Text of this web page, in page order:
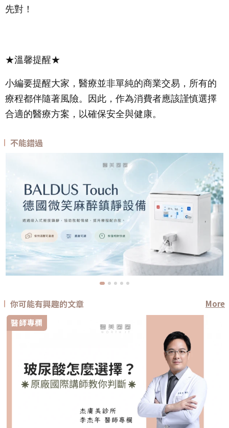
先對！
★溫馨提醒★
小編要提醒大家，醫療並非單純的商業交易，所有的
療程都伴隨著風險。因此，作為消費者應該謹慎選擇
合適的醫療方案，以確保安全與健康。
不能錯過
你可能有興趣的文章
More
醫師專欄